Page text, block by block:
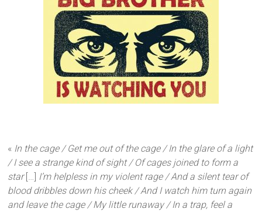
« In the cage / Get me out of the cage / In the glare of a light
/ I see a strange kind of sight / Of cages joined to form a
star […] I’m helpless in my violent rage / And a silent tear of
blood dribbles down his cheek / And I watch him turn again
and leave the cage / My little runaway / In a trap, feel a